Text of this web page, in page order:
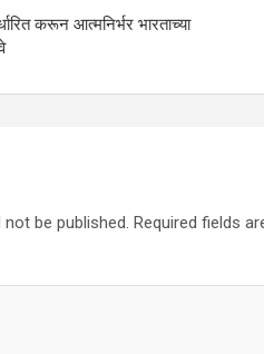
करून आत्मनिर्भर भारताच्या
be published. Required fields